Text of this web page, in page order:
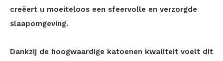
creëert u moeiteloos een sfeervolle en verzorgde
slaapomgeving.
Dankzij de hoogwaardige katoenen kwaliteit voelt dit